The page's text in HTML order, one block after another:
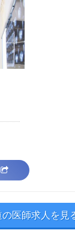
の医師求人を見